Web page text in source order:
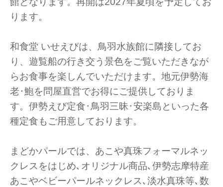
ります。
和食堂 いせえびは、鳥羽水族館に隣接してお
り、遊覧船の行き交う景色をご覧いただきなが
らお食事を楽しんでいただけます。地元伊勢海
老･鮑を問屋直営でお得にご提供しておりま
す。伊勢えび定食･鳥羽三昧･安楽島といった各
種定食もご用意しております。
まどかパールでは、あこや真珠フォーマルネッ
クレスをはじめ､オリジナル商品､伊勢志摩特産
あこやベビーパールネックレス､淡水真珠等､数